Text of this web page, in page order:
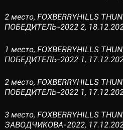
2 место, FOXBERRYHILLS
ПОБЕДИТЕЛЬ-2022 2,
1 место, FOXBERRYHILLS
ПОБЕДИТЕЛЬ-2022 1,
2 место, FOXBERRYHILLS
ПОБЕДИТЕЛЬ-2022 1,
3 место, FOXBERRYHILLS
ЗАВОДЧИКОВА-2022,